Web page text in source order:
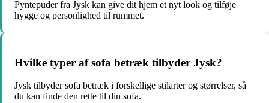
Pyntepuder fra Jysk kan give dit hjem et nyt look og tilføje
hygge og personlighed til rummet.
Hvilke typer af sofa betræk tilbyder Jysk?
Jysk tilbyder sofa betræk i forskellige stilarter og størrelser, så
du kan finde den rette til din sofa.